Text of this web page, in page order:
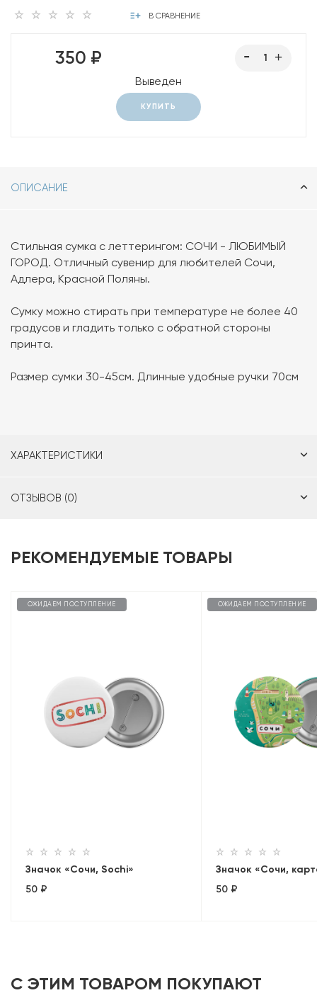
В СРАВНЕНИЕ
350 ₽
Выведен
КУПИТЬ
ОПИСАНИЕ
Стильная сумка с леттерингом: СОЧИ - ЛЮБИМЫЙ
ГОРОД. Отличный сувенир для любителей Сочи,
Адлера, Красной Поляны.
Сумку можно стирать при температуре не более 40
градусов и гладить только с обратной стороны
принта.
Размер сумки 30-45см. Длинные удобные ручки 70см
ХАРАКТЕРИСТИКИ
ОТЗЫВОВ (0)
РЕКОМЕНДУЕМЫЕ ТОВАРЫ
ОЖИДАЕМ ПОСТУПЛЕНИЕ
Значок «Сочи, Sochi»
50 ₽
ОЖИДАЕМ ПОСТУПЛЕНИЕ
Значок «Сочи,
50 ₽
С ЭТИМ ТОВАРОМ ПОКУПАЮТ